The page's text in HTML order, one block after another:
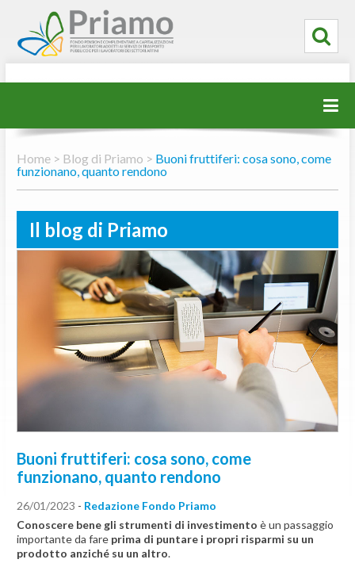
Home > Blog di Priamo > Buoni fruttiferi: cosa sono, come
funzionano, quanto rendono
Il blog di Priamo
Buoni fruttiferi: cosa sono, come
funzionano, quanto rendono
26/01/2023 - Redazione Fondo Priamo
Conoscere bene gli strumenti di investimento è un passaggio
importante da fare prima di puntare i propri risparmi su un
prodotto anziché su un altro.